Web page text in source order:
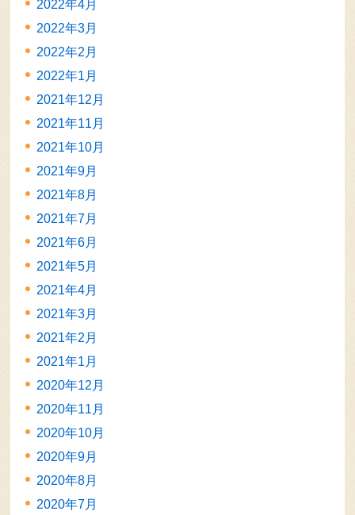
2022年4月
2022年3月
2022年2月
2022年1月
2021年12月
2021年11月
2021年10月
2021年9月
2021年8月
2021年7月
2021年6月
2021年5月
2021年4月
2021年3月
2021年2月
2021年1月
2020年12月
2020年11月
2020年10月
2020年9月
2020年8月
2020年7月